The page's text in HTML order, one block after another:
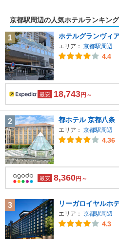
京都駅周辺の人気ホテルランキング
1 ホテルグランヴィ
エリア： 京都駅周辺
4.4
最安 18,743円～
2 都ホテル 京都八条
エリア： 京都駅周辺
4.36
最安 8,360円～
3 リーガロイヤルホ
エリア： 京都駅周辺
4.3